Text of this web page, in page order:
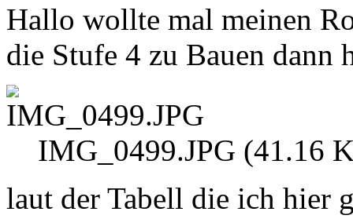
Hallo wollte mal meinen
die Stufe 4 zu Bauen dann
IMG_0499.JPG (41.16
laut der Tabell die ich hier